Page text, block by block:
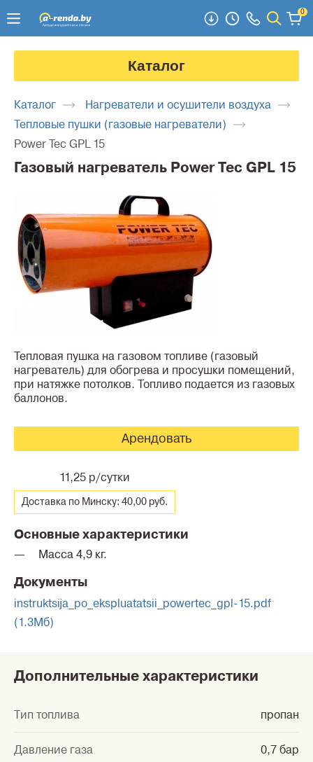
0
Каталог
Каталог
Нагреватели и осушители воздуха
Тепловые пушки (газовые нагреватели)
Power Tec GPL 15
Газовый нагреватель Power Tec GPL 15
Тепловая пушка на газовом топливе (газовый
нагреватель) для обогрева и просушки помещений,
при натяжке потолков. Топливо подается из газовых
баллонов.
Арендовать
11,25 р/сутки
Доставка по Минску: 40,00 руб.
Основные характеристики
Масса 4,9 кг.
Документы
instruktsija_po_ekspluatatsii_powertec_gpl-15.pdf
(1.3Мб)
Дополнительные характеристики
Тип топлива пропан
Давление газа 0,7 бар